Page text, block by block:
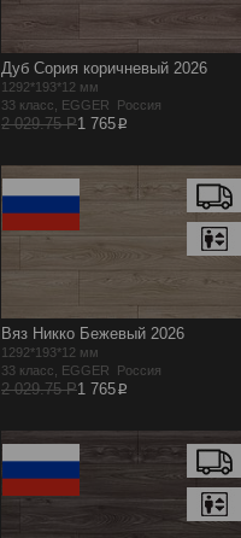
Дуб Сория коричневый 2026
1292*193*12 мм
33 класс, EGGER Россия
2 029.75 Р1 765p
Вяз Никко Бежевый 2026
1292*193*12 мм
33 класс, EGGER Россия
2 029.75 Р1 765p